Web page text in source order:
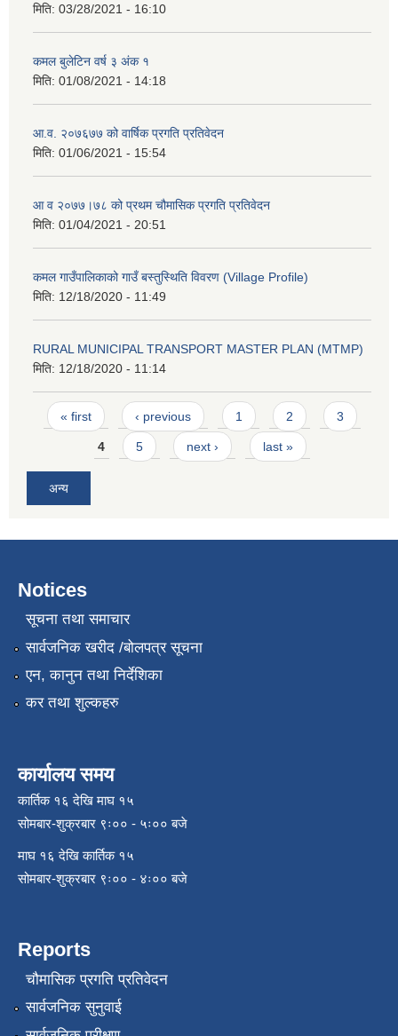
मिति: 03/28/2021 - 16:10
कमल बुलेटिन वर्ष ३ अंक १
मिति: 01/08/2021 - 14:18
आ.व. २०७६७७ को वार्षिक प्रगति प्रतिवेदन
मिति: 01/06/2021 - 15:54
आ व २०७७।७८ को प्रथम चौमासिक प्रगति प्रतिवेदन
मिति: 01/04/2021 - 20:51
कमल गाउँपालिकाको गाउँ बस्तुस्थिति विवरण (Village Profile)
मिति: 12/18/2020 - 11:49
RURAL MUNICIPAL TRANSPORT MASTER PLAN (MTMP)
मिति: 12/18/2020 - 11:14
Pages
« first ‹ previous 1 2 3
4 5 next › last »
अन्य
Notices
सूचना तथा समाचार
सार्वजनिक खरीद /बोलपत्र सूचना
एन, कानुन तथा निर्देशिका
कर तथा शुल्कहरु
कार्यालय समय
कार्तिक १६ देखि माघ १५
सोमबार-शुक्रबार ९ः०० - ५ः०० बजे
माघ १६ देखि कार्तिक १५
सोमबार-शुक्रबार ९ः०० - ४ः०० बजे
Reports
चौमासिक प्रगति प्रतिवेदन
सार्वजनिक सुनुवाई